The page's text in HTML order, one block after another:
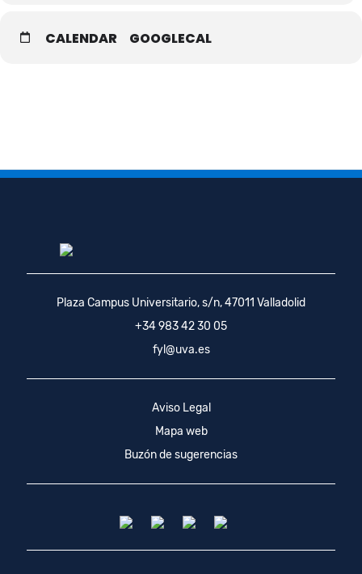
CALENDAR GOOGLECAL
Plaza Campus Universitario, s/n, 47011 Valladolid
+34 983 42 30 05
fyl@uva.es
Aviso Legal
Mapa web
Buzón de sugerencias